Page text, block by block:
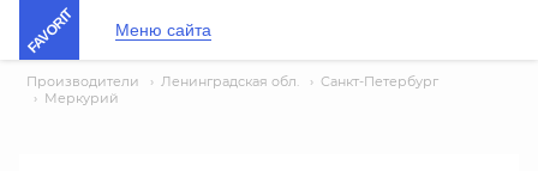
FAVORIT Меню сайта
Производители › Ленинградская обл. › Санкт-Петербург
› Меркурий